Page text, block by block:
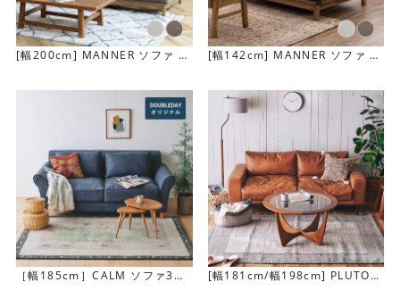
[幅200cm] MANNER ソファ 3
[幅142cm] MANNER ソファ 2
［幅185cm］CALM ソファ3人
[幅181cm/幅198cm] PLUTO